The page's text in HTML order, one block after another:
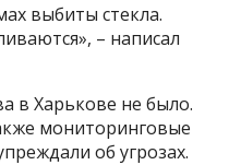
выбиты стекла.
– написал
в Харькове не было.
мониторинговые
об угрозах.